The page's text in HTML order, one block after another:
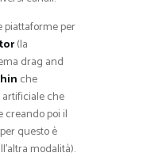
per
(la
drag and
che
che
creando poi il
questo è
modalità).